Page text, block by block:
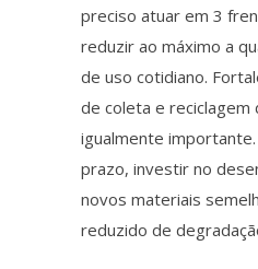
preciso atuar em 3
reduzir ao máximo a
de uso cotidiano.
de coleta e reciclagem
igualmente importante.
prazo, investir no
novos materiais
reduzido de